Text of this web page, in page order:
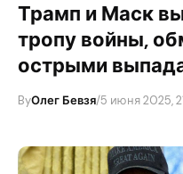
Трамп и Маск
тропу войны,
острыми
ByОлег Бевзя/5 июня 2025,